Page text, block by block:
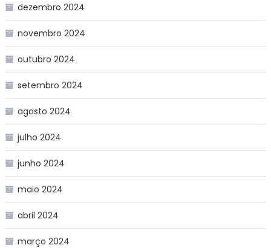
dezembro 2024
novembro 2024
outubro 2024
setembro 2024
agosto 2024
julho 2024
junho 2024
maio 2024
abril 2024
março 2024